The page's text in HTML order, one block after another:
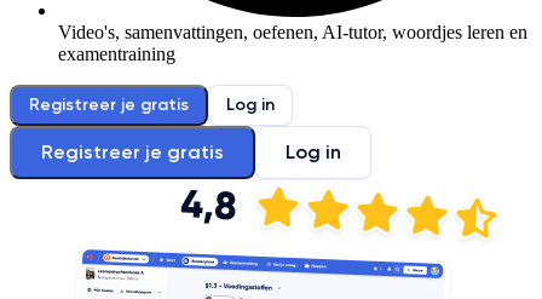
Video's, samenvattingen, oefenen, AI-tutor, woordjes leren en
examentraining
Registreer je gratis Log in
Registreer je gratis Log in